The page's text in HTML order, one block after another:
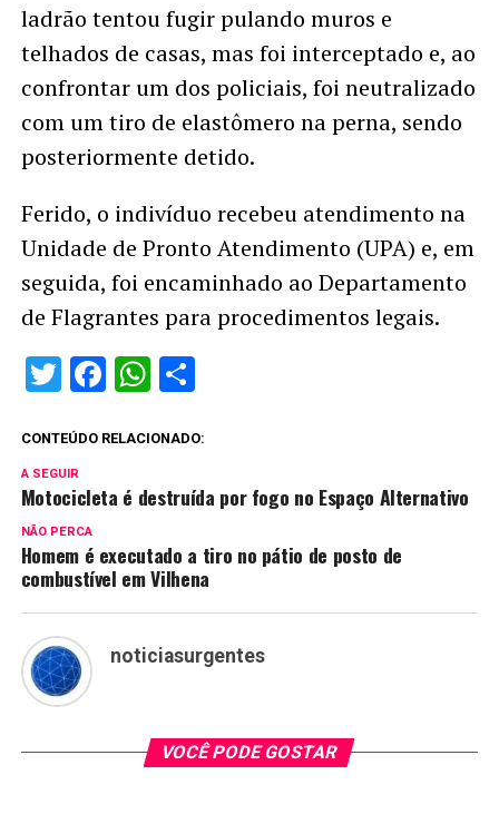
ladrão tentou fugir pulando muros e
telhados de casas, mas foi interceptado e, ao
confrontar um dos policiais, foi neutralizado
com um tiro de elastômero na perna, sendo
posteriormente detido.
Ferido, o indivíduo recebeu atendimento na
Unidade de Pronto Atendimento (UPA) e, em
seguida, foi encaminhado ao Departamento
de Flagrantes para procedimentos legais.
Twitter
Facebook
WhatsApp
Share
CONTEÚDO RELACIONADO:
A SEGUIR
Motocicleta é destruída por fogo no Espaço Alternativo
NÃO PERCA
Homem é executado a tiro no pátio de posto de
combustível em Vilhena
noticiasurgentes
VOCÊ PODE GOSTAR